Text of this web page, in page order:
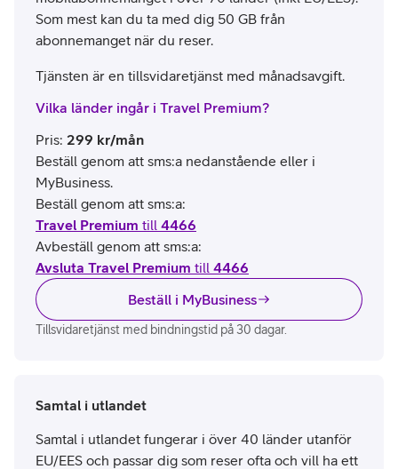
Som mest kan du ta med dig 50 GB från
abonnemanget när du reser.
Tjänsten är en tillsvidaretjänst med månadsavgift.
Vilka länder ingår i Travel Premium?
Pris: 299 kr/mån
Beställ genom att sms:a nedanstående eller i
MyBusiness.
Beställ genom att sms:a:
Travel Premium till 4466
Avbeställ genom att sms:a:
Avsluta Travel Premium till 4466
Beställ i MyBusiness
Tillsvidaretjänst med bindningstid på 30 dagar.
Samtal i utlandet
Samtal i utlandet fungerar i över 40 länder utanför
EU/EES och passar dig som reser ofta och vill ha ett